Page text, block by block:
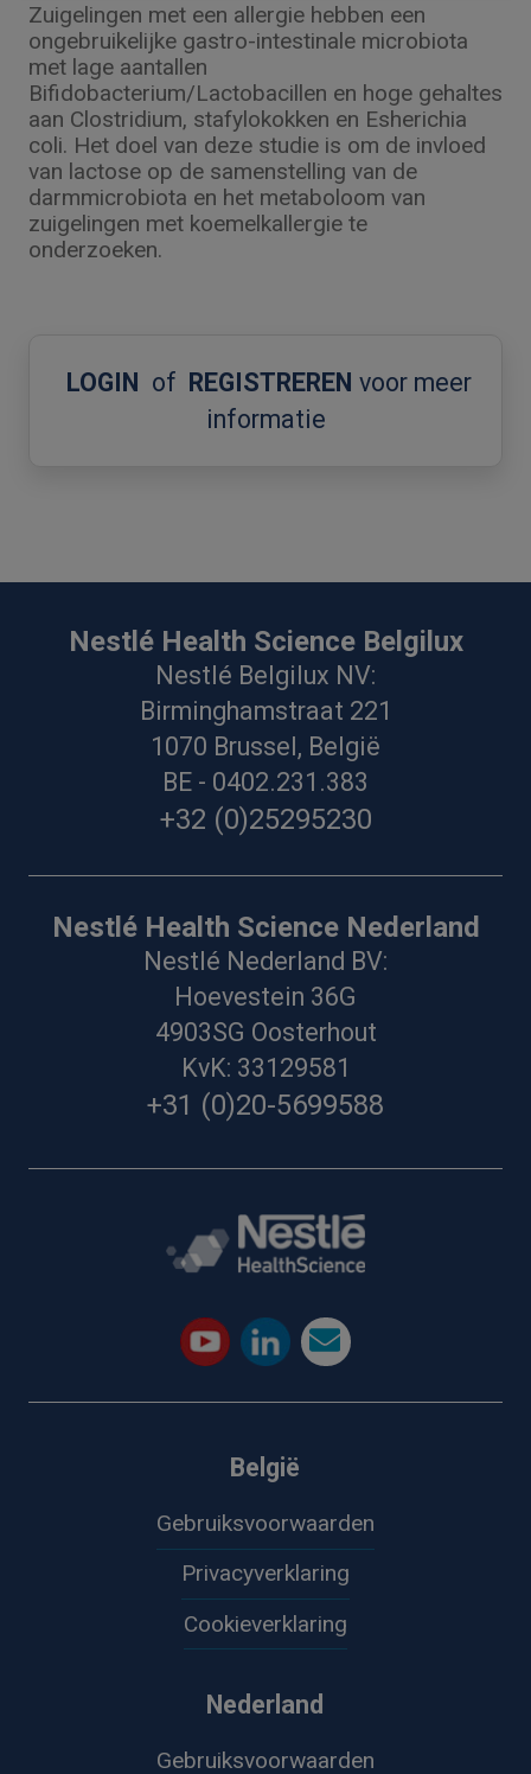
Zuigelingen met een allergie hebben een
ongebruikelijke gastro-intestinale microbiota
met lage aantallen
Bifidobacterium/Lactobacillen en hoge gehaltes
aan Clostridium, stafylokokken en Esherichia
coli. Het doel van deze studie is om de invloed
van lactose op de samenstelling van de
darmmicrobiota en het metaboloom van
zuigelingen met koemelkallergie te
onderzoeken.
LOGIN of REGISTREREN voor meer
informatie
Nestlé Health Science Belgilux
Nestlé Belgilux NV:
Birminghamstraat 221
1070 Brussel, België
BE - 0402.231.383
+32 (0)25295230
Nestlé Health Science Nederland
Nestlé Nederland BV:
Hoevestein 36G
4903SG Oosterhout
KvK: 33129581
+31 (0)20-5699588
België
Gebruiksvoorwaarden
Privacyverklaring
Cookieverklaring
Nederland
Gebruiksvoorwaarden